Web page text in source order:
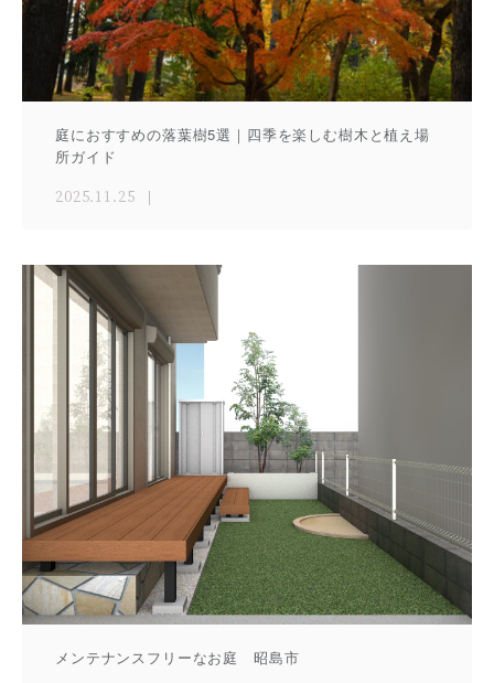
庭におすすめの落葉樹5選｜四季を楽しむ樹木と植え場
所ガイド
2025.11.25
メンテナンスフリーなお庭 昭島市